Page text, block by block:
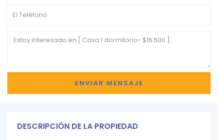
DESCRIPCIÓN DE LA PROPIEDAD